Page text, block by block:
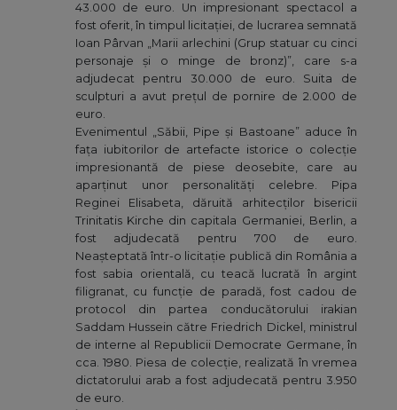
43.000 de euro. Un impresionant spectacol a
fost oferit, în timpul licitației, de lucrarea semnată
Ioan Pârvan „Marii arlechini (Grup statuar cu cinci
personaje și o minge de bronz)”, care s-a
adjudecat pentru 30.000 de euro. Suita de
sculpturi a avut prețul de pornire de 2.000 de
euro.
Evenimentul „Săbii, Pipe și Bastoane” aduce în
fața iubitorilor de artefacte istorice o colecție
impresionantă de piese deosebite, care au
aparținut unor personalități celebre. Pipa
Reginei Elisabeta, dăruită arhitecților bisericii
Trinitatis Kirche din capitala Germaniei, Berlin, a
fost adjudecată pentru 700 de euro.
Neașteptată într-o licitație publică din România a
fost sabia orientală, cu teacă lucrată în argint
filigranat, cu funcție de paradă, fost cadou de
protocol din partea conducătorului irakian
Saddam Hussein către Friedrich Dickel, ministrul
de interne al Republicii Democrate Germane, în
cca. 1980. Piesa de colecție, realizată în vremea
dictatorului arab a fost adjudecată pentru 3.950
de euro.